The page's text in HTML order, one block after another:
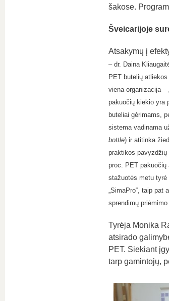
šakose.
Šveicarijoje
Atsakymų į
– dr. Daina
PET butelių
viena organizacija –
pakuočių kiekio yra
buteliai gėrimams,
sistema vadinama
bottle) ir atitinka
praktikos pavyzdžių
proc. PET
stažuotės metu tyrė
„SimaPro“, taip pat
sprendimų
Tyrėja Monika
atsirado
PET. Siekiant
tarp gamintojų,